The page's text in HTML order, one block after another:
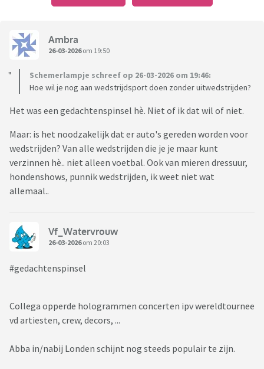
Ambra
26-03-2026om 19:50
Schemerlampje schreef op 26-03-2026 om 19:46:
Hoe wil je nog aan wedstrijdsport doen zonder uitwedstrijden?
Het was een gedachtenspinsel hè. Niet of ik dat wil of niet.
Maar: is het noodzakelijk dat er auto's gereden worden voor
wedstrijden? Van alle wedstrijden die je je maar kunt
verzinnen hè.. niet alleen voetbal. Ook van mieren dressuur,
hondenshows, punnik wedstrijden, ik weet niet wat
allemaal..
Vf_Watervrouw
26-03-2026om 20:03
#gedachtenspinsel
Collega opperde hologrammen concerten ipv wereldtournee
vd artiesten, crew, decors, ...
Abba in/nabij Londen schijnt nog steeds populair te zijn.